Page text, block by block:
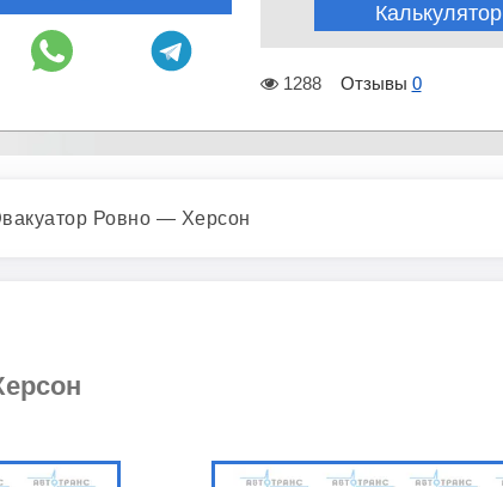
Калькулятор
1288 Отзывы 0
Ровно — Херсон